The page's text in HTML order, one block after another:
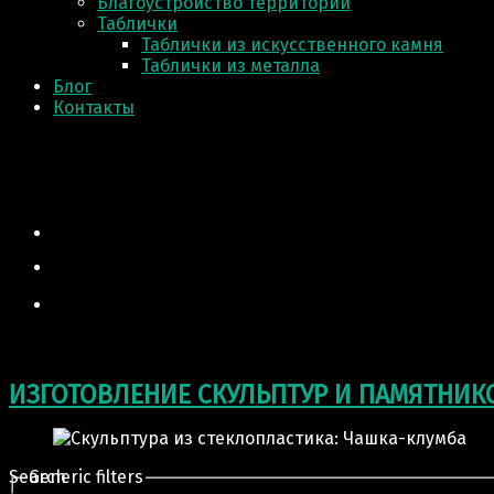
Таблички
Таблички из искусственного камня
Таблички из металла
Блог
Контакты
ИЗГОТОВЛЕНИЕ СКУЛЬПТУР И
Search
Generic filters